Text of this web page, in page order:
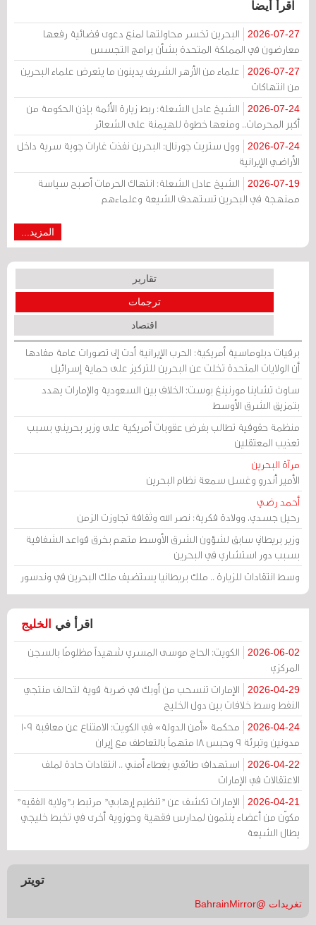
اقرأ أيضا
2026-07-27
البحرين تخسر محاولتها لمنع دعوى قضائية رفعها
معارضون في المملكة المتحدة بشأن برامج التجسس
2026-07-27
علماء من الأزهر الشريف يدينون ما يتعرض علماء البحرين
من انتهاكات
2026-07-24
الشيخ عادل الشعلة: ربط زيارة الأئمة بإذن الحكومة من
أكبر المحرمات.. ومنعها خطوة للهيمنة على الشعائر
2026-07-24
وول ستريت جورنال: البحرين نفذت غارات جوية سرية داخل
الأراضي الإيرانية
2026-07-19
الشيخ عادل الشعلة: انتهاك الحرمات أصبح سياسة
ممنهجة في البحرين تستهدف الشيعة وعلماءهم
المزيد...
تقارير
ترجمات
اقتصاد
برقيات دبلوماسية أمريكية: الحرب الإيرانية أدت إلى تصورات عامة مفادها
أن الولايات المتحدة تخلت عن البحرين للتركيز على حماية إسرائيل
ساوث تشاينا مورنينغ بوست: الخلاف بين السعودية والإمارات يهدد
بتمزيق الشرق الأوسط
منظمة حقوقية تطالب بفرض عقوبات أمريكية على وزير بحريني بسبب
تعذيب المعتقلين
مرآة البحرين
الأمير أندرو وغسل سمعة نظام البحرين
أحمد رضي
رحيل جسدي، وولادة فكرية: نصر الله وثقافة تجاوزت الزمن
وزير بريطاني سابق لشؤون الشرق الأوسط متهم بخرق قواعد الشفافية
بسبب دور استشاري في البحرين
وسط انتقادات للزيارة .. ملك بريطانيا يستضيف ملك البحرين في وندسور
اقرأ في الخليج
2026-06-02
الكويت: الحاج موسى المسري شهيداً مظلومًا بالسجن
المركزي
2026-04-29
الإمارات تنسحب من أوبك في ضربة قوية لتحالف منتجي
النفط وسط خلافات بين دول الخليج
2026-04-24
محكمة «أمن الدولة» في الكويت: الامتناع عن معاقبة 109
مدونين وتبرئة 9 وحبس 18 متهماً بالتعاطف مع إيران
2026-04-22
استهداف طائفي بغطاء أمني .. انتقادات حادة لملف
الاعتقالات في الإمارات
2026-04-21
الإمارات تكشف عن "تنظيم إرهابي" مرتبط بـ"ولاية الفقيه"
مكوّن من أعضاء ينتمون لمدارس فقهية وحوزوية أخرى في تخبط خليجي
يطال الشيعة
تويتر
تغريدات @BahrainMirror